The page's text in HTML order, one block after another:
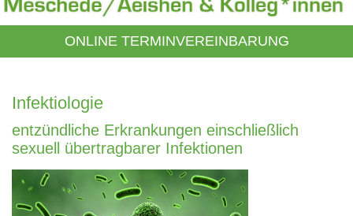
ONLINE TERMINVEREINBARUNG
Infektiologie
entzündliche Erkrankungen einschließlich
sexuell übertragbarer Infektionen